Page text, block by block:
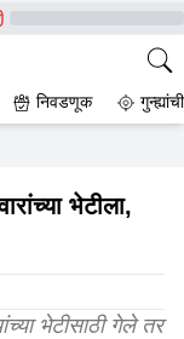
CrimeTak
निवडणूक
patil
भेटीला,
भेटीसाठी गेले तर